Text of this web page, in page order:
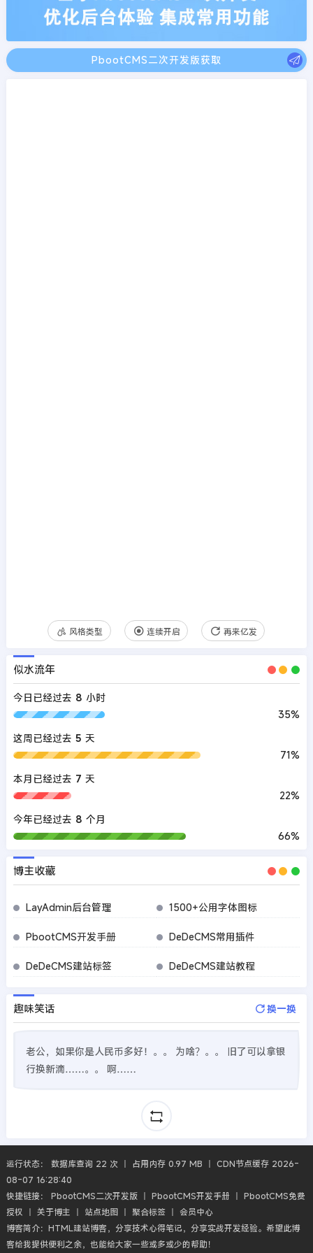
PbootCMS二次开发版获取
风格类型 连续开启 再来亿发
似水流年
今日已经过去 8 小时
35%
这周已经过去 5 天
71%
本月已经过去 7 天
22%
今年已经过去 8 个月
66%
博主收藏
LayAdmin后台管理 1500+公用字体图标
PbootCMS开发手册 DeDeCMS常用插件
DeDeCMS建站标签 DeDeCMS建站教程
趣味笑话 换一换
老公，如果你是人民币多好！。。 为啥？。。 旧了可以拿银
行换新滴……。。 啊……
运行状态： 数据库查询 22 次 丨 占用内存 0.97 MB 丨 CDN节点缓存 2026-
08-07 16:28:40
快捷链接： PbootCMS二次开发版丨 PbootCMS开发手册 丨 PbootCMS免费
授权 丨 关于博主 丨 站点地图丨 聚合标签丨 会员中心
博客简介：HTML建站博客，分享技术心得笔记，分享实战开发经验。希望此博
客给我提供便利之余，也能给大家一些或多或少的帮助！